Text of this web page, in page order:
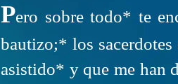
Pero sobre todo* te
bautizo;* los
asistido* y que me han